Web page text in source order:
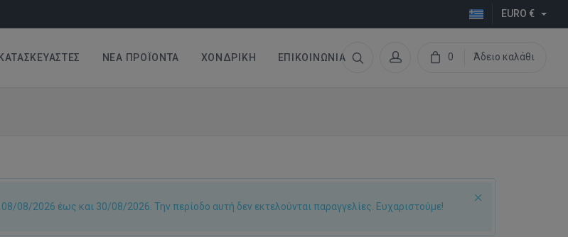
EURO €
ΚΑΤΑΣΚΕΥΑΣΤΈΣ ΝΈΑ ΠΡΟΪΌΝΤΑ ΧΟΝΔΡΙΚΗ ΕΠΙΚΟΙΝΩΝΊΑ 0 Άδειο καλάθι
08/2026 έως και 30/08/2026. Την περίοδο αυτή δεν εκτελούνται παραγγελίες. Ευχαριστούμε!